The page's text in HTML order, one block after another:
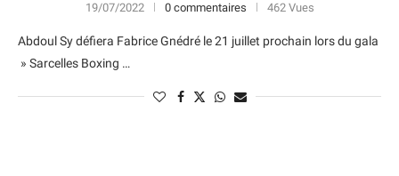
19/07/2022 0 commentaires 462 Vues
Abdoul Sy défiera Fabrice Gnédré le 21 juillet prochain lors du gala
» Sarcelles Boxing …